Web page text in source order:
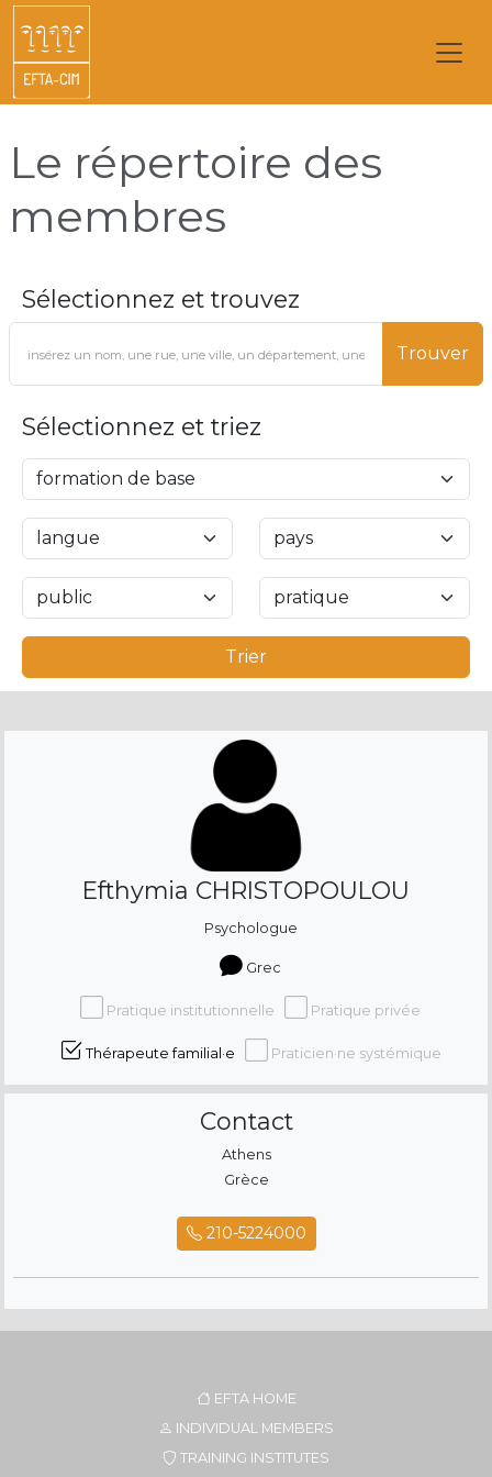
Le répertoire des
membres
Sélectionnez et trouvez
Trouver
Sélectionnez et triez
Trier
Efthymia CHRISTOPOULOU
Psychologue
Grec
Pratique institutionnelle Pratique privée
Thérapeute familial·e Praticien·ne systémique
Contact
Athens
Grèce
210-5224000
EFTA HOME
INDIVIDUAL MEMBERS
TRAINING INSTITUTES